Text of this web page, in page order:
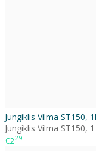
Jungiklis Vilma ST150,
Jungiklis Vilma ST150,
€229